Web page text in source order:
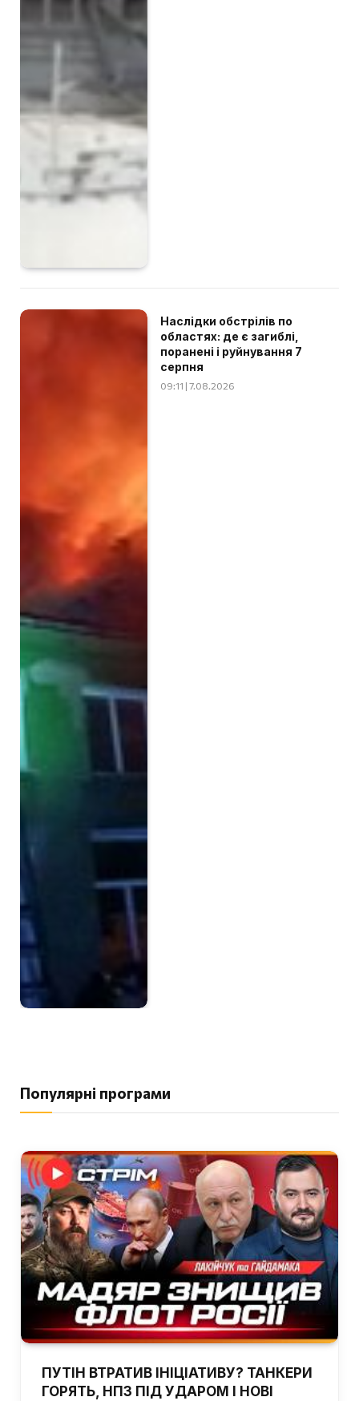
Наслідки обстрілів по
областях: де є загиблі,
поранені і руйнування 7
серпня
09:11 | 7.08.2026
Популярні програми
ПУТІН ВТРАТИВ ІНІЦІАТИВУ? ТАНКЕРИ
ГОРЯТЬ, НПЗ ПІД УДАРОМ І НОВІ